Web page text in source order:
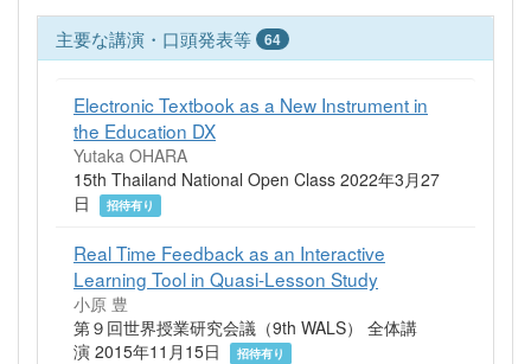
主要な講演・口頭発表等 64
Electronic Textbook as a New Instrument in
the Education DX
Yutaka OHARA
15th Thailand National Open Class 2022年3月27
日
招待有り
Real Time Feedback as an Interactive
Learning Tool in Quasi-Lesson Study
小原 豊
第９回世界授業研究会議（9th WALS） 全体講
演 2015年11月15日
招待有り